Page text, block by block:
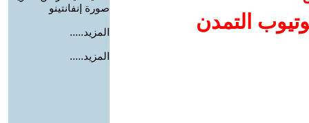
التمدن
صورة إنفانتينو
المزيد.....
المزيد.....